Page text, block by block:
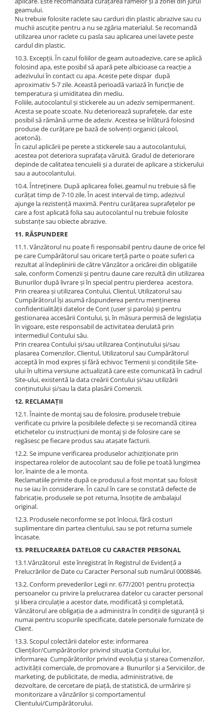
geamului.
Nu trebuie folosite raclete sau carduri din plastic abrazive sau cu
muchii ascuțite pentru a nu se zgâria materialul. Se recomandă
utilizarea unor raclete cu pasla sau aplicarea unei lavete peste
cardul din plastic.
10.3. Excepții. În cazul foliilor de geam autoadezive, care se aplică
folosind apa, este posibil să apară pete albicioase ca reacție a
adezivului în contact cu apa. Aceste pete dispar după
aproximativ 5-7 zile. Această perioadă variază în funcție de
temperatura și umiditatea din mediu.
Foliile, autocolantul și stickerele au un adeziv semipermanent.
Acesta se poate scoate. Nu deteriorează suprafețele, dar este
posibil să rămână urme de adeziv. Acestea se înlătură folosind
produse de curățare pe bază de solvenți organici (alcool,
acetonă).
În cazul aplicării pe perete a stickerele sau a autocolantului,
acestea pot deteriora suprafața văruită. Gradul de deteriorare
depinde de calitatea tencuielii și a duratei de aplicare a stickerului
sau a autocolantului.
10.4. Întreținere. După aplicarea foliei, geamul nu trebuie să fie
curățat timp de 7-10 zile. În acest interval de timp, adezivul
ajunge la rezistență maximă. Pentru curățarea suprafețelor pe
care a fost aplicată folia sau autocolantul nu trebuie folosite
substanțe sau obiecte abrazive.
11. RĂSPUNDERE
11.1. Vânzătorul nu poate fi responsabil pentru daune de orice fel
pe care Cumpărătorul sau oricare terță parte o poate suferi ca
rezultat al îndeplinirii de către Vânzător a oricărei din obligatiile
sale, conform Comenzii și pentru daune care rezultă din utilizarea
Bunurilor după livrare și în special pentru pierderea acestora.
Prin crearea și utilizarea Contului, Clientul, Utilizatorul sau
Cumpărătorul își asumă răspunderea pentru menținerea
confidentialității datelor de Cont (user și parola) și pentru
gestionarea accesării Contului, și, în măsura permisă de legislația
în vigoare, este responsabil de activitatea derulată prin
intermediul Contului său.
Prin crearea Contului și/sau utilizarea Conținutului și/sau
plasarea Comenzilor, Clientul, Utilizatorul sau Cumpărătorul
acceptă în mod expres și fără echivoc Termenii și condițiile Site-
ului în ultima versiune actualizată care este comunicată în cadrul
Site-ului, existentă la data creării Contului și/sau utilizării
conținutului și/sau la data plasării Comenzii.
12. RECLAMAȚII
12.1. Înainte de montaj sau de folosire, produsele trebuie
verificate cu privire la posibilele defecte și se recomandă citirea
etichetelor cu instrucțiuni de montaj și de folosire care se
regăsesc pe fiecare produs sau atașate facturii.
12.2. Se impune verificarea produselor achiziționate prin
inspectarea rolelor de autocolant sau de folie pe toată lungimea
lor, înainte de a le monta.
Reclamatiile primite după ce produsul a fost montat sau folosit
nu se iau în considerare. În cazul în care se constată defecte de
fabricație, produsele se pot returna, însoțite de ambalajul
original.
12.3. Produsele neconforme se pot înlocui, fără costuri
suplimentare din partea clientului, sau se pot returna sumele
încasate.
13. PRELUCRAREA DATELOR CU CARACTER PERSONAL
13.1.Vânzătorul este înregistrat în Registrul de Evidență a
Prelucrărilor de Date cu Caracter Personal sub numărul 0008846.
13.2. Conform prevederilor Legii nr. 677/2001 pentru protecția
persoanelor cu privire la prelucrarea datelor cu caracter personal
și libera circulație a acestor date, modificată și completată,
Vânzătorul are obligația de a administra în condiții de siguranță și
numai pentru scopurile specificate, datele personale furnizate de
Client.
13.3. Scopul colectării datelor este: informarea
Clienților/Cumpărătorilor privind situația Contului lor,
informarea Cumpărătorilor privind evoluția și starea Comenzilor,
activității comerciale, de promovare a Bunurilor și a Serviciilor, de
marketing, de publicitate, de media, administrative, de
dezvoltare, de cercetare de piață, de statistică, de urmărire și
monitorizare a vânzărilor și comportamentul
Clientului/Cumpărătorului.